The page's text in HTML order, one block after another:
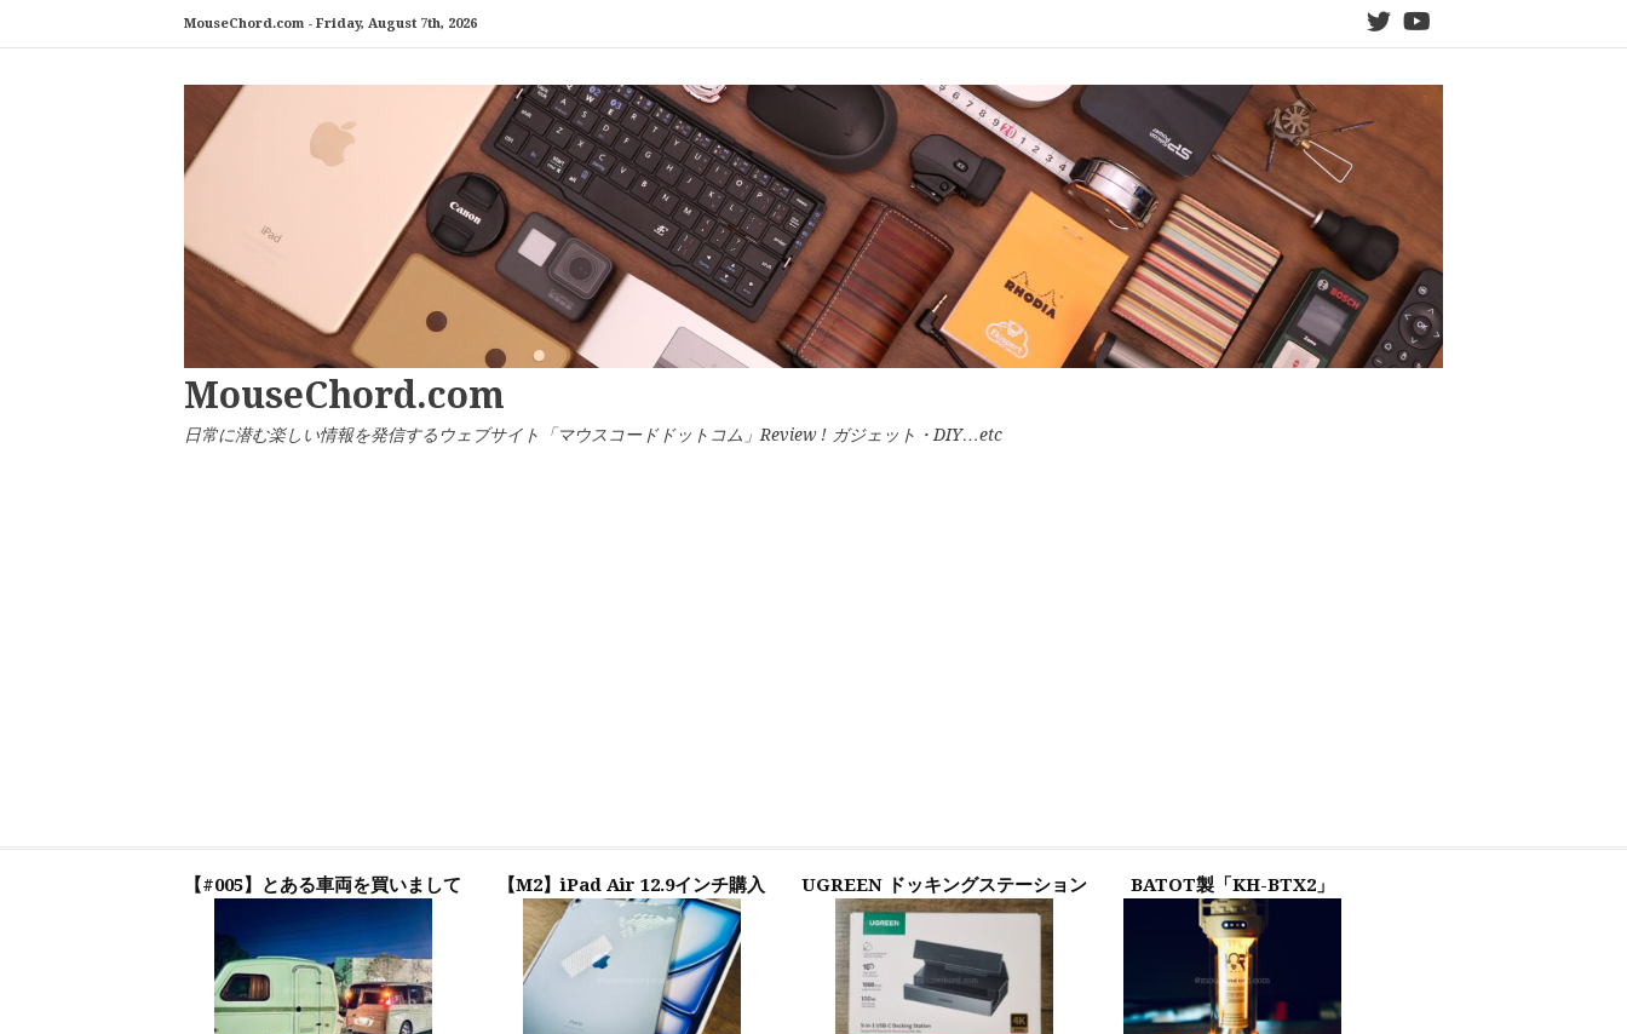
MouseChord.com - Friday, August 7th, 2026 twitter
MouseChord.com
日常に潜む楽しい情報を発信するウェブサイト「マウスコードドットコム」Review ! ガジェット・DIY…etc
【#005】とある車両を買いまして 【M2】iPad Air 12.9インチ購入 UGREEN ドッキングステーション BATOT製「KH-BTX2」